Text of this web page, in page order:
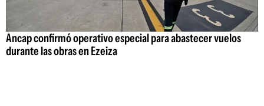
Ancap confirmó operativo especial para abastecer vuelos
durante las obras en Ezeiza